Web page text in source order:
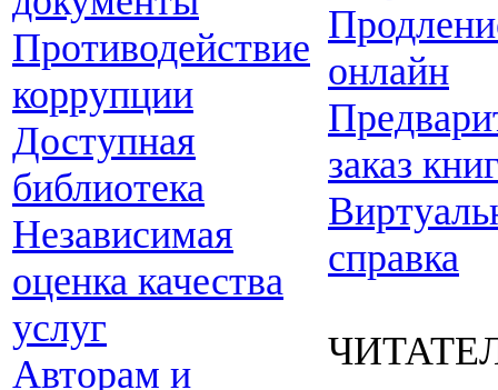
Противодействие
коррупции
Доступная
библиотека
Независимая
оценка качества
услуг
Авторам и
онлайн
заказ
справка